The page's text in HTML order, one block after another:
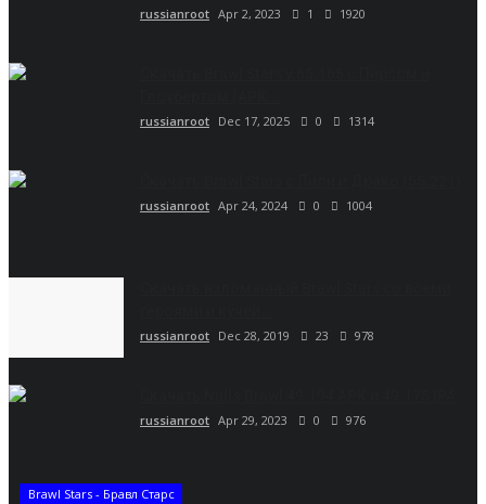
russianroot Apr 2, 2023 1 1920
russianroot Dec 17, 2025 0 1314
russianroot Apr 24, 2024 0 1004
russianroot Dec 28, 2019 23 978
russianroot Apr 29, 2023 0 976
Brawl Stars - Бравл Старс